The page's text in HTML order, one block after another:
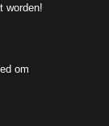
worden!
om